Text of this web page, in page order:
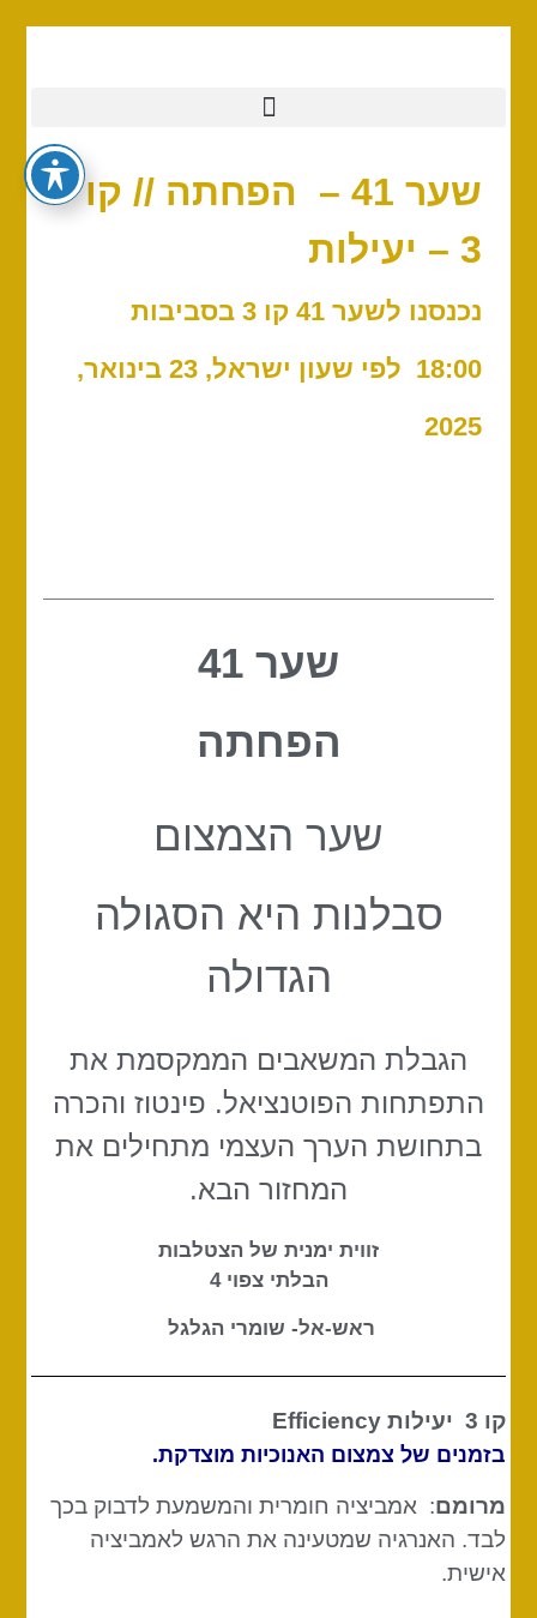
שער 41 – הפחתה // קו
3 – יעילות
נכנסנו לשער 41 קו 3 בסביבות
18:00 לפי שעון ישראל, 23 בינואר,
שער 41
הפחתה
שער הצמצום
סבלנות היא הסגולה
הגדולה
הגבלת המשאבים הממקסמת את
התפתחות הפוטנציאל. פינטוז והכרה
בתחושת הערך העצמי מתחילים את
המחזור הבא.
זווית ימנית של הצטלבות
הבלתי צפוי 4
ראש-אל- שומרי הגלגל
קו 3 יעילות Efficiency
בזמנים של צמצום האנוכיות מוצדקת.
מרומם: אמביציה חומרית והמשמעת לדבוק בכך
לבד. האנרגיה שמטעינה את הרגש לאמביציה
אישית.